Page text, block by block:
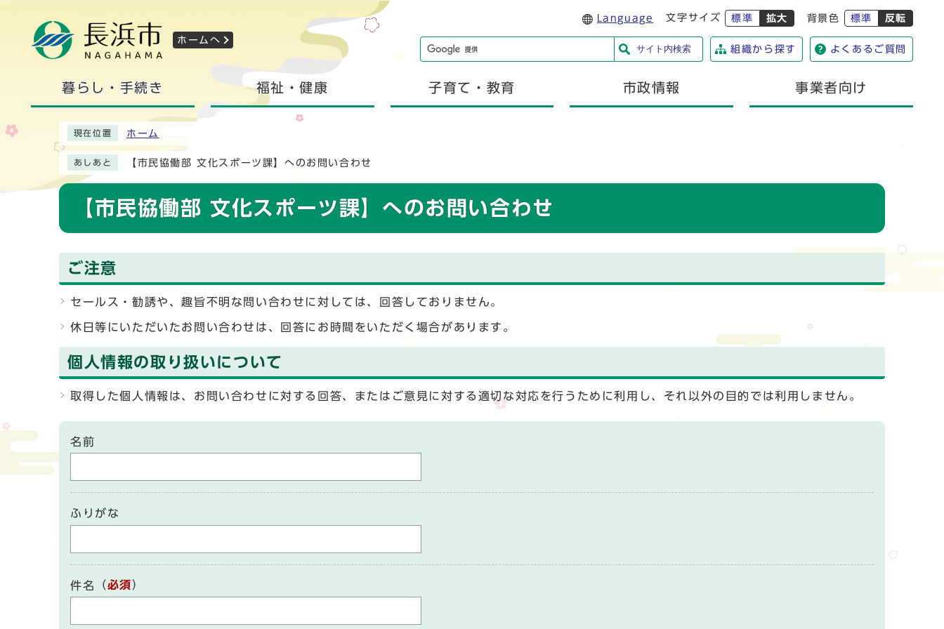
ホームへ
Language 文字サイズ 標準 拡大 背景色 標準 反転
サイト内検索 組織から探す よくあるご質問
暮らし・手続き 福祉・健康 子育て・教育 市政情報 事業者向け
現在位置 ホーム
あしあと 【市民協働部 文化スポーツ課】へのお問い合わせ
【市民協働部 文化スポーツ課】へのお問い合わせ
ご注意
セールス・勧誘や、趣旨不明な問い合わせに対しては、回答しておりません。
休日等にいただいたお問い合わせは、回答にお時間をいただく場合があります。
個人情報の取り扱いについて
取得した個人情報は、お問い合わせに対する回答、またはご意見に対する適切な対応を行うために利用し、それ以外の目的では利用しません。
名前
ふりがな
件名 （必須）